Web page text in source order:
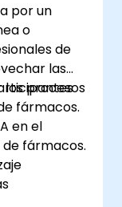
y
por un
o
de
las
los procesos
fármacos.
en el
fármacos.